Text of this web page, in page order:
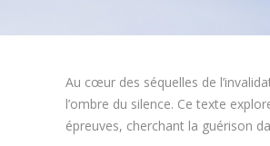
Au cœur des séquelles de
l’ombre du silence. Ce texte
épreuves, cherchant la guérison